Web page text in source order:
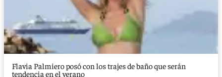
Flavia Palmiero posó con los trajes de baño que serán
tendencia en el verano